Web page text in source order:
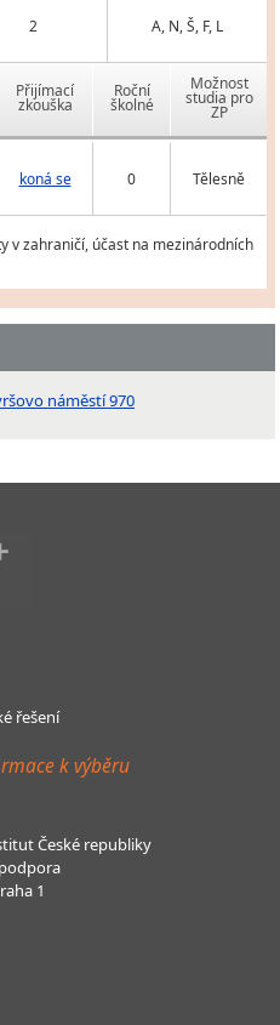
2 A, N, Š, F, L
Přijímací
zkouška
Roční
školné
Možnost
studia pro
ZP
koná se 0 Tělesně
v zahraničí, účast na mezinárodních
náměstí 970
řešení
k výběru
České republiky
1